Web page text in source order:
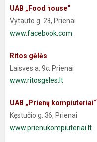
UAB „Food house“
Vytauto g. 28, Prienai
www.facebook.com
Ritos gėlės
Laisves a. 9c, Prienai
www.ritosgeles.lt
UAB „Prienų kompiuteriai“
Kęstučio g. 36, Prienai
www.prienukompiuteriai.lt